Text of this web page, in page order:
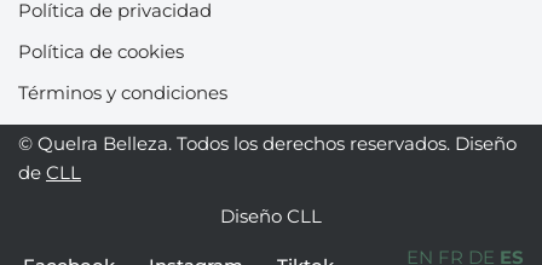
Política de privacidad
Política de cookies
Términos y condiciones
© Quelra Belleza. Todos los derechos reservados. Diseño
de CLL
Diseño CLL
EN FR DE ES